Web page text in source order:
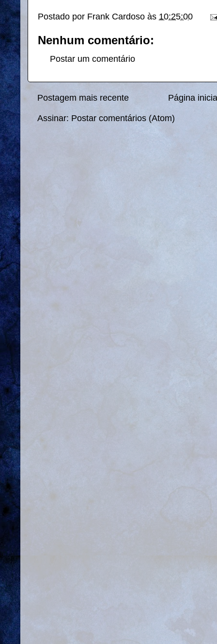
Postado por Frank Cardoso às 10:25:00
Nenhum comentário:
Postar um comentário
Postagem mais recente Página
Assinar: Postar comentários (Atom)